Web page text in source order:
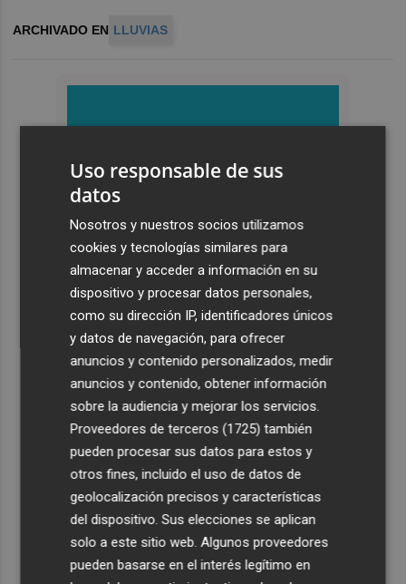
ARCHIVADO EN LLUVIAS
Uso responsable de sus
datos
Nosotros y nuestros socios utilizamos
cookies y tecnologías similares para
almacenar y acceder a información en su
dispositivo y procesar datos personales,
como su dirección IP, identificadores únicos
y datos de navegación, para ofrecer
anuncios y contenido personalizados, medir
anuncios y contenido, obtener información
sobre la audiencia y mejorar los servicios.
Proveedores de terceros (1725) también
pueden procesar sus datos para estos y
otros fines, incluido el uso de datos de
geolocalización precisos y características
del dispositivo. Sus elecciones se aplican
solo a este sitio web. Algunos proveedores
pueden basarse en el interés legítimo en